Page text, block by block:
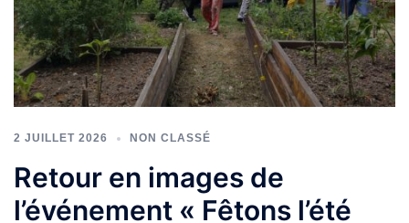
2 JUILLET 2026 NON CLASSÉ
Retour en images de
l’événement « Fêtons l’été